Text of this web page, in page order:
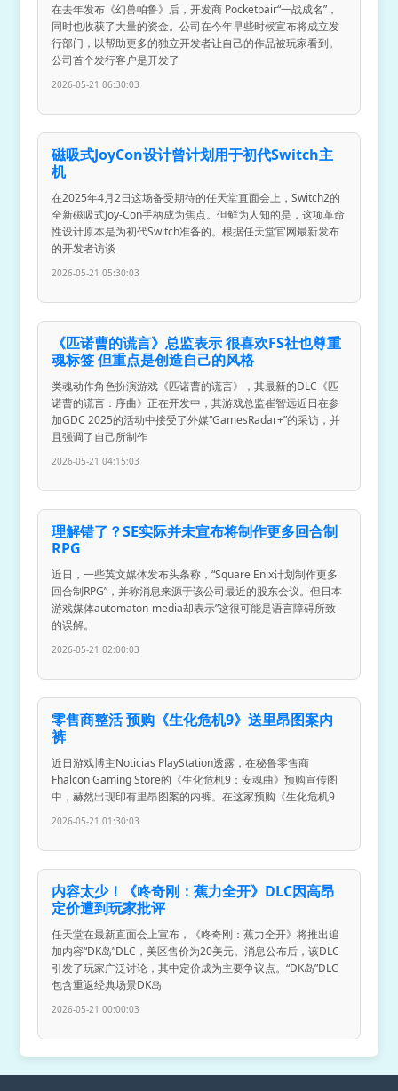
在去年发布《幻兽帕鲁》后，开发商 Pocketpair“一战成名”，
同时也收获了大量的资金。公司在今年早些时候宣布将成立发
行部门，以帮助更多的独立开发者让自己的作品被玩家看到。
公司首个发行客户是开发了
2026-05-21 06:30:03
磁吸式JoyCon设计曾计划用于初代Switch主
机
在2025年4月2日这场备受期待的任天堂直面会上，Switch2的
全新磁吸式Joy-Con手柄成为焦点。但鲜为人知的是，这项革命
性设计原本是为初代Switch准备的。根据任天堂官网最新发布
的开发者访谈
2026-05-21 05:30:03
《匹诺曹的谎言》总监表示 很喜欢FS社也尊重
魂标签 但重点是创造自己的风格
类魂动作角色扮演游戏《匹诺曹的谎言》，其最新的DLC《匹
诺曹的谎言：序曲》正在开发中，其游戏总监崔智远近日在参
加GDC 2025的活动中接受了外媒“GamesRadar+”的采访，并
且强调了自己所制作
2026-05-21 04:15:03
理解错了？SE实际并未宣布将制作更多回合制
RPG
近日，一些英文媒体发布头条称，“Square Enix计划制作更多
回合制RPG”，并称消息来源于该公司最近的股东会议。但日本
游戏媒体automaton-media却表示”这很可能是语言障碍所致
的误解。
2026-05-21 02:00:03
零售商整活 预购《生化危机9》送里昂图案内
裤
近日游戏博主Noticias PlayStation透露，在秘鲁零售商
Fhalcon Gaming Store的《生化危机9：安魂曲》预购宣传图
中，赫然出现印有里昂图案的内裤。在这家预购《生化危机9
2026-05-21 01:30:03
内容太少！《咚奇刚：蕉力全开》DLC因高昂
定价遭到玩家批评
任天堂在最新直面会上宣布，《咚奇刚：蕉力全开》将推出追
加内容“DK岛”DLC，美区售价为20美元。消息公布后，该DLC
引发了玩家广泛讨论，其中定价成为主要争议点。“DK岛”DLC
包含重返经典场景DK岛
2026-05-21 00:00:03